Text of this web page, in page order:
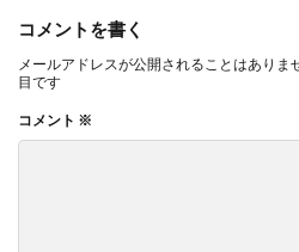
コメントを書く
メールアドレスが公開されることはありま
目です
コメント ※